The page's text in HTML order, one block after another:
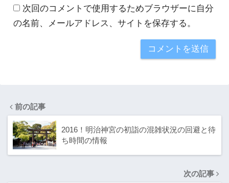
次回のコメントで使用するためブラウザーに自分
の名前、メールアドレス、サイトを保存する。
前の記事
2016！明治神宮の初詣の混雑状況の回避と待
ち時間の情報
次の記事